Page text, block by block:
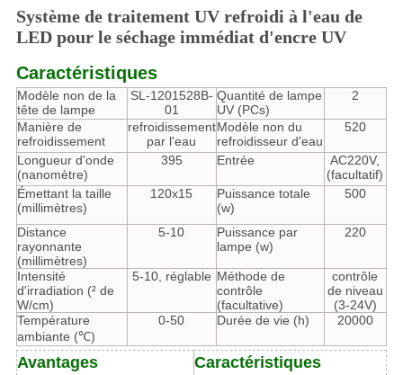
Système de traitement UV refroidi à l'eau de
LED pour le séchage immédiat d'encre UV
Caractéristiques
Modèle non de la
tête de lampe
SL-1201528B-
01
Quantité de lampe
UV (PCs)
2
Manière de
refroidissement
refroidissement
par l'eau
Modèle non du
refroidisseur d'eau
520
Longueur d'onde
(nanomètre)
395 Entrée
AC220V,
(facultatif)
Émettant la taille
(millimètres)
120x15
Puissance totale
(w)
500
Distance
rayonnante
(millimètres)
5-10
Puissance par
lampe (w)
220
Intensité
d'irradiation (² de
W/cm)
5-10, réglable Méthode de
contrôle
(facultative)
contrôle
de niveau
(3-24V)
Température
ambiante (℃)
0-50 Durée de vie (h) 20000
Avantages Caractéristiques